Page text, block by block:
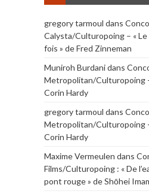
gregory tarmoul dans
Calysta/Culturopoing – «
fois » de Fred Zinneman
Muniroh Burdanidans
Metropolitan/Culturopoing
Corin Hardy
gregory tarmoul dans
Metropolitan/Culturopoing
Corin Hardy
Maxime Vermeulen dans
Films/Culturopoing : « De
pont rouge » de Shōhei